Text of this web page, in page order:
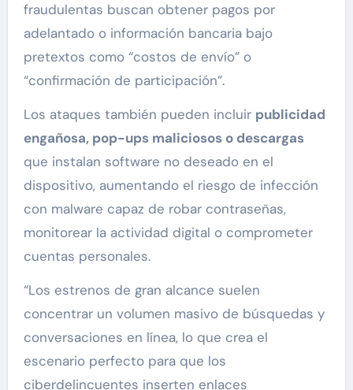
fraudulentas buscan obtener pagos por
adelantado o información bancaria bajo
pretextos como “costos de envío” o
“confirmación de participación”.
Los ataques también pueden incluir publicidad
engañosa, pop-ups maliciosos o descargas
que instalan software no deseado en el
dispositivo, aumentando el riesgo de infección
con malware capaz de robar contraseñas,
monitorear la actividad digital o comprometer
cuentas personales.
“Los estrenos de gran alcance suelen
concentrar un volumen masivo de búsquedas y
conversaciones en línea, lo que crea el
escenario perfecto para que los
ciberdelincuentes inserten enlaces